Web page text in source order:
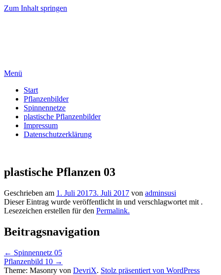
Zum Inhalt springen
Menü
Start
Pflanzenbilder
Spinnennetze
plastische Pflanzenbilder
Impressum
Datenschutzerklärung
plastische Pflanzen 03
Geschrieben am 1. Juli 20173. Juli 2017 von adminsusi
Dieser Eintrag wurde veröffentlicht in und verschlagwortet mit .
Lesezeichen erstellen für den Permalink.
Beitragsnavigation
← Spinnennetz 05
Pflanzenbild 10 →
Theme: Masonry von DevriX. Stolz präsentiert von WordPress